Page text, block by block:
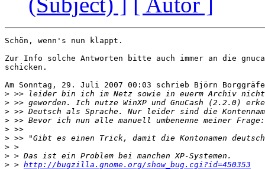
Schön, wenn's nun klappt.
Zur Info solche Antworten bitte auch immer an die
schicken.
Am Sonntag, 29. Juli 2007 00:03 schrieb Björn
>
>
>
>
>
>
>
>
> > http://bugzilla.gnome.org/show_bug.cgi?id=450353